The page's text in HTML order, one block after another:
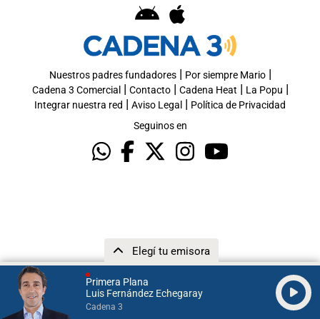
Primera Plana
Luis Fernández Echegaray
Cadena 3
Elegí tu emisora
Nuestros padres fundadores| Por siempre Mario|
Cadena 3 Comercial | Contacto| Cadena Heat | La Popu |
Integrar nuestra red | Aviso Legal | Política de Privacidad
Seguinos en